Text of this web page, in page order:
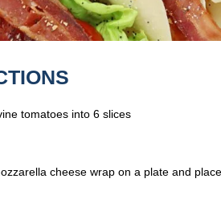
tomatoes into 6 slices
cheese wrap on a plate and